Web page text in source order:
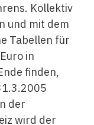
Kollektiv
und mit dem
Tabellen für
in
finden,
der
wird der